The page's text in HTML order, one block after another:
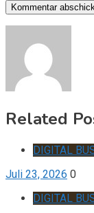
Related
DIGITAL
Juli 23, 2026 0
DIGITAL